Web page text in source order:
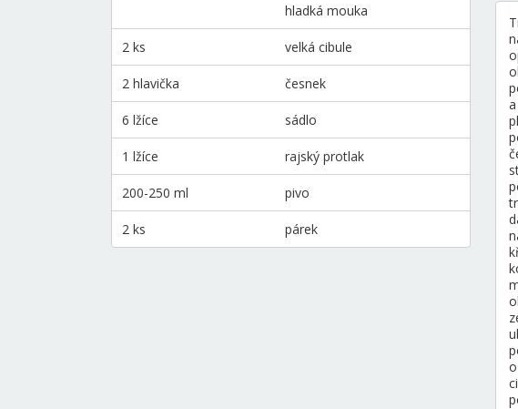
hladká mouka
2 ks velká cibule
2 hlavička česnek
6 lžíce sádlo
1 lžíce rajský protlak
200-250 ml pivo
2 ks párek